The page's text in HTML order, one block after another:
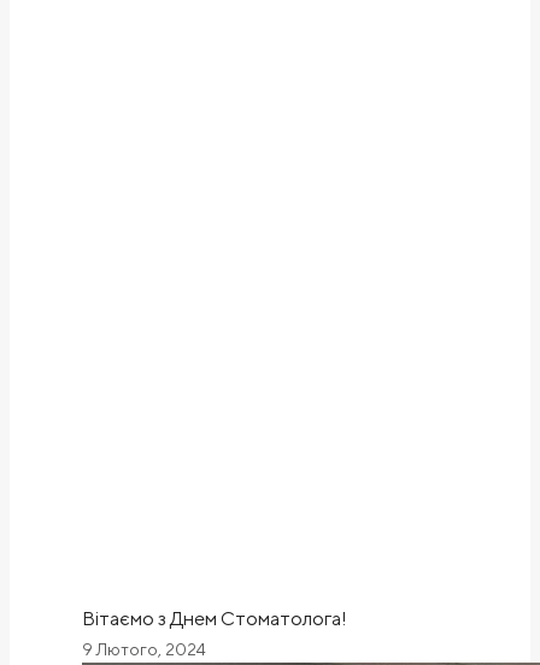
Вітаємо з Днем Стоматолога!
9 Лютого, 2024